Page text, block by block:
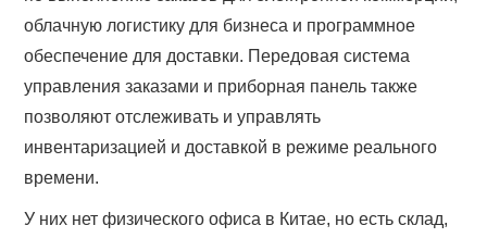
облачную логистику для бизнеса и программное
обеспечение для доставки. Передовая система
управления заказами и приборная панель также
позволяют отслеживать и управлять
инвентаризацией и доставкой в режиме реального
времени.
У них нет физического офиса в Китае, но есть склад,